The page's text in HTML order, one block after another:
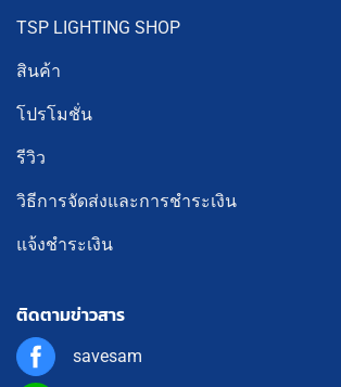
TSP LIGHTING SHOP
สินค้า
โปรโมชั่น
รีวิว
วิธีการจัดส่งและการชำระเงิน
แจ้งชำระเงิน
ติดตามข่าวสาร
savesam